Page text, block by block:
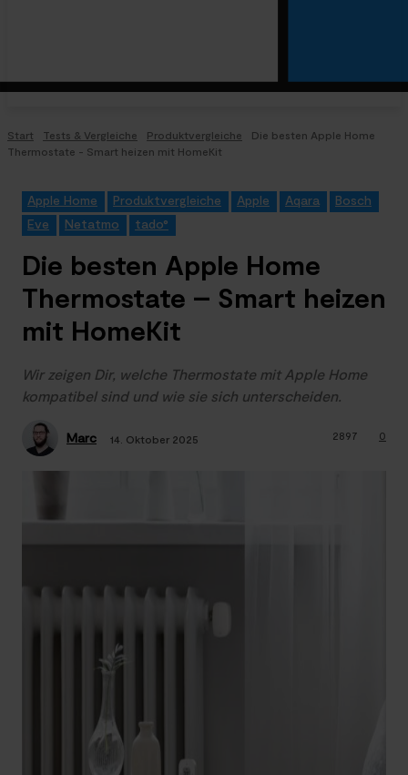
Start Tests & Vergleiche Produktvergleiche
Die besten Apple Home
Thermostate - Smart heizen mit HomeKit
Apple Home Produktvergleiche Apple Aqara
Bosch
Eve
Netatmo tado°
Die besten Apple Home
Thermostate – Smart heizen
mit HomeKit
Wir zeigen Dir, welche Thermostate mit Apple Home
kompatibel sind und wie sie sich unterscheiden.
Marc 14. Oktober 2025 0
2897